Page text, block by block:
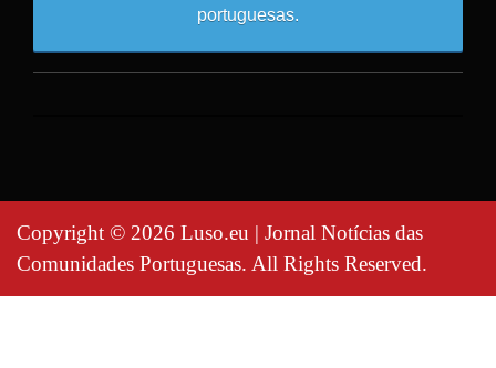
portuguesas.
Copyright © 2026 Luso.eu | Jornal Notícias das
Comunidades Portuguesas. All Rights Reserved.